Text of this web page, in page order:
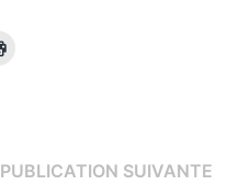
PUBLICATION SUIVANTE